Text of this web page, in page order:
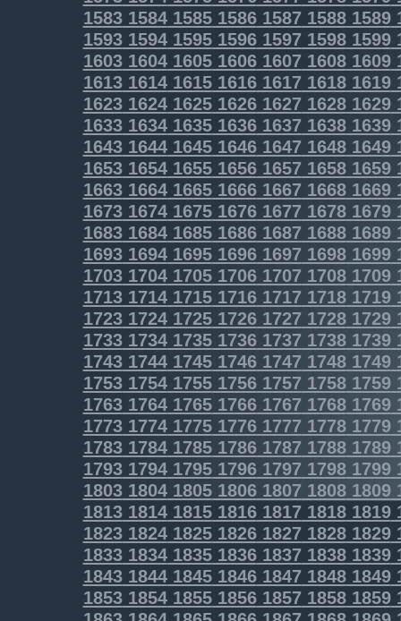
1583158415851586158715881589
1593159415951596159715981599
1603160416051606160716081609
1613161416151616161716181619
1623162416251626162716281629
1633163416351636163716381639
1643164416451646164716481649
1653165416551656165716581659
1663166416651666166716681669
1673167416751676167716781679
1683168416851686168716881689
16931694169516961697 16981699
17031704170517061707 17081709
1713171417151716171717181719
17231724172517261727 17281729
17331734173517361737 17381739
17431744174517461747 17481749
17531754175517561757 17581759
17631764176517661767 17681769
17731774177517761777 17781779
17831784178517861787 17881789
17931794179517961797 17981799
18031804180518061807 18081809
1813181418151816181718181819
1823182418251826182718281829
1833183418351836183718381839
1843184418451846184718481849
1853185418551856185718581859